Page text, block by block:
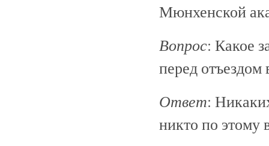
Мюнхенской
Вопрос: Какое
перед отъездом
Ответ:
никто по этому